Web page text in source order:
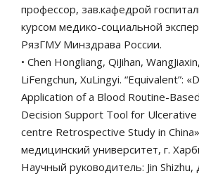
профессор, зав.кафедрой
курсом медико-социальной
РязГМУ Минздрава России.
• Chen Hongliang, QiJihan,
LiFengchun, XuLingyi. “Equivalent”:
Application of a Blood Routine-
Decision Support Tool for Ulcerative
centre Retrospective Study in
медицинский университет, г.
Научный руководитель: Jin Shizhu,